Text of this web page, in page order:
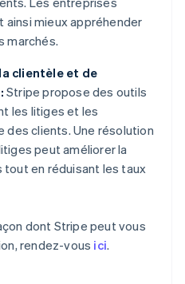
mieux appréhender
marchés.
clientèle et de
Stripe propose des outils
les litiges et les
des clients. Une résolution
peut améliorer la
en réduisant les taux
dont Stripe peut vous
rendez-vous ici.